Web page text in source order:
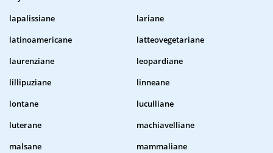
lapalissiane
lariane
latinoamericane
latteovegetariane
laurenziane
leopardiane
lillipuziane
linneane
lontane
luculliane
luterane
machiavelliane
malsane
mammaliane